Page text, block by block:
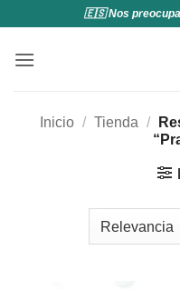
contenido
🇪🇸 Nos
Inicio / Tienda /